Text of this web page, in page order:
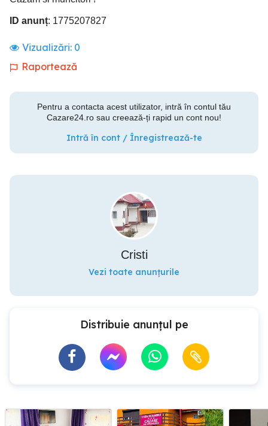
ID anunț: 1775207827
Vizualizări: 0
Raportează
Pentru a contacta acest utilizator, intră în contul tău
Cazare24.ro sau creează-ți rapid un cont nou!
Intră în cont / Înregistrează-te
Cristi
Vezi toate anunțurile
Distribuie anunțul pe